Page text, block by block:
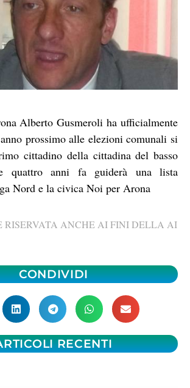
Alberto Gusmeroli ha ufficialmente
prossimo alle elezioni comunali si
cittadino della cittadina del basso
quattro anni fa guiderà una lista
Nord e la civica Noi per Arona
RISERVATA ANCHE AI FINI DELLA AI
CONDIVIDI
RECENTI